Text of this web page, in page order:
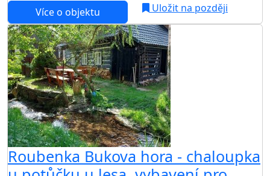
Více o objektu Uložit na později
Roubenka Bukova hora - chaloupka